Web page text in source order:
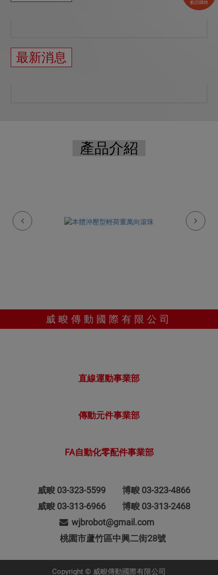
最新消息
產品介紹
威畯傳動國際有限公司
直線運動事業部
傳動元件事業部
FA自動化零配件事業部
威畯 03-323-5599 博畯 03-323-4866
威畯 03-313-6966
博畯 03-313-2468
wjbrobot@gmail.com
桃園市蘆竹區中興二街28號
Copyright © 威畯傳動國際有限公司